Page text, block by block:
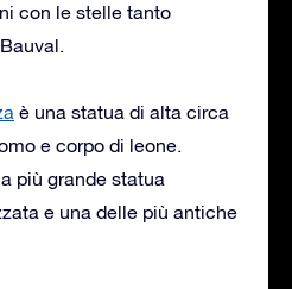
con le stelle tanto
è una statua di alta circa
e corpo di leone.
più grande statua
e una delle più antiche